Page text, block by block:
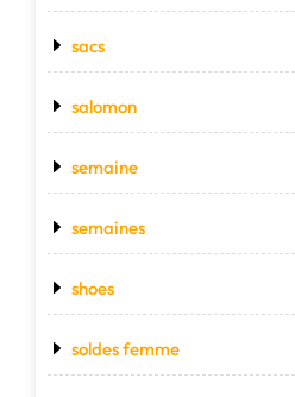
sacs
salomon
semaine
semaines
shoes
soldes femme